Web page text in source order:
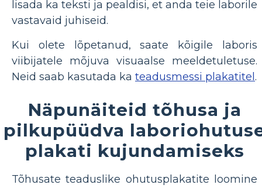
lisada ka teksti ja pealdisi, et anda teie laborile
vastavaid juhiseid.
Kui olete lõpetanud, saate kõigile laboris
viibijatele mõjuva visuaalse meeldetuletuse.
Neid saab kasutada ka teadusmessi plakatitel .
Näpunäiteid tõhusa ja
pilkupüüdva
plakati kujundamiseks
Tõhusate teaduslike ohutusplakatite loomine